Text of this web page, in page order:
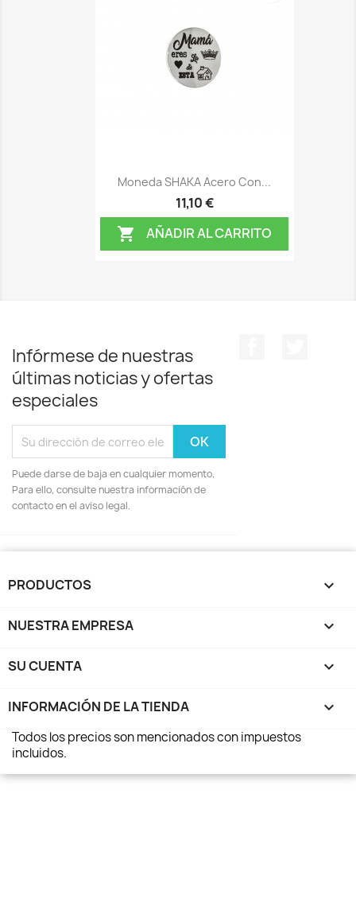
Moneda SHAKA Acero Con...
11,10 €
 AÑADIR AL CARRITO
Infórmese de nuestras
últimas noticias y ofertas
especiales
Puede darse de baja en cualquier momento.
Para ello, consulte nuestra información de
contacto en el aviso legal.
PRODUCTOS 
NUESTRA EMPRESA 
SU CUENTA 
INFORMACIÓN DE LA TIENDA keyboard_arrow_down
Todos los precios son mencionados con impuestos
incluidos.